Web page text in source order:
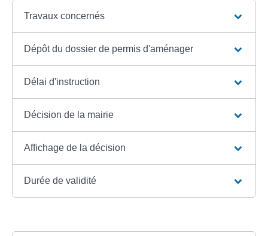
Travaux concernés
Dépôt du dossier de permis d'aménager
Délai d'instruction
Décision de la mairie
Affichage de la décision
Durée de validité